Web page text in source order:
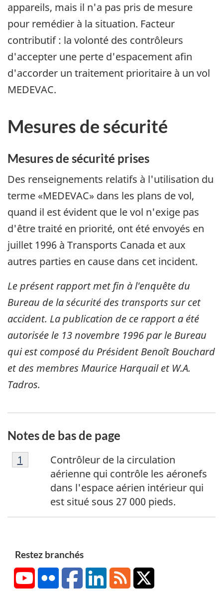
appareils, mais il n'a pas pris de mesure
pour remédier à la situation. Facteur
contributif : la volonté des contrôleurs
d'accepter une perte d'espacement afin
d'accorder un traitement prioritaire à un vol
MEDEVAC.
Mesures de sécurité
Mesures de sécurité prises
Des renseignements relatifs à l'utilisation du
terme «MEDEVAC» dans les plans de vol,
quand il est évident que le vol n'exige pas
d'être traité en priorité, ont été envoyés en
juillet 1996 à Transports Canada et aux
autres parties en cause dans cet incident.
Le présent rapport met fin à l'enquête du
Bureau de la sécurité des transports sur cet
accident. La publication de ce rapport a été
autorisée le 13 novembre 1996par le Bureau
qui est composé du Président Benoît Bouchard
et des membres Maurice Harquail et W.A.
Tadros.
Notes de bas de page
N
o
Contrôleur de la circulation
aérienne qui contrôle les aéronefs
dans l'espace aérien intérieur qui
est situé sous 27 000 pieds.
Retour à la référence de la note de bas de
1
Restez branchés
YouTubeFlickr FacebookLinkedInRSS